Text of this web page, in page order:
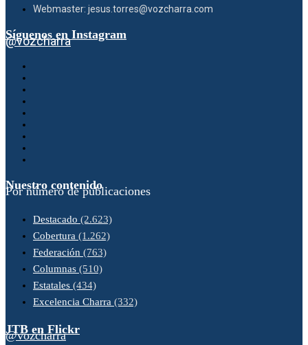
Webmaster: jesus.torres@vozcharra.com
Síguenos en Instagram
@vozcharra
Nuestro contenido
Por número de publicaciones
Destacado (2.623)
Cobertura (1.262)
Federación (763)
Columnas (510)
Estatales (434)
Excelencia Charra (332)
JTB en Flickr
@vozcharra